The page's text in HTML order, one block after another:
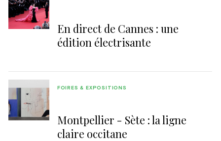
En direct de Cannes : une
édition électrisante
Montpellier - Sète : la ligne
claire occitane
FOIRES & EXPOSITIONS